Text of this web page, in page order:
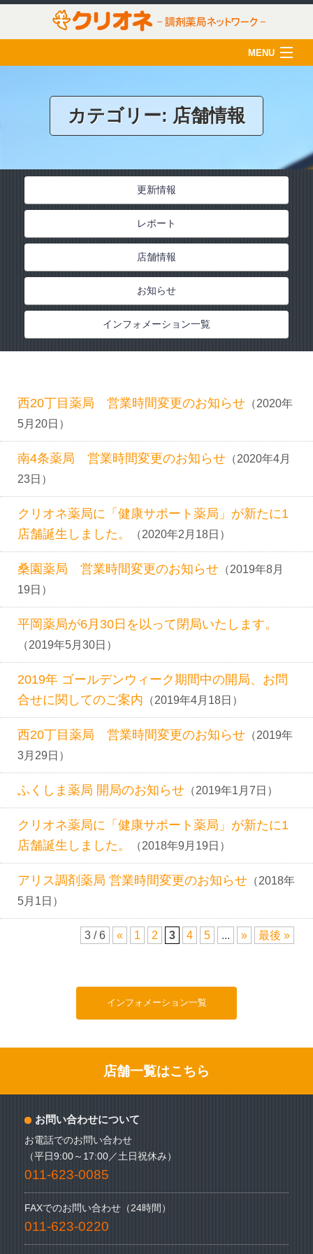
MENU
クリオネについて
店舗一覧
薬剤師の育成
インフォメーション
カテゴリー: 店舗情報
更新情報
レポート
店舗情報
お知らせ
インフォメーション一覧
西20丁目薬局 営業時間変更のお知らせ （2020年
5月20日）
南4条薬局 営業時間変更のお知らせ （2020年4月
23日）
クリオネ薬局に「健康サポート薬局」が新たに1
店舗誕生しました。
（2020年2月18日）
桑園薬局 営業時間変更のお知らせ （2019年8月
19日）
平岡薬局が6月30日を以って閉局いたします。
（2019年5月30日）
2019年 ゴールデンウィーク期間中の開局、お問
合せに関してのご案内 （2019年4月18日）
西20丁目薬局 営業時間変更のお知らせ （2019年
3月29日）
ふくしま薬局 開局のお知らせ （2019年1月7日）
クリオネ薬局に「健康サポート薬局」が新たに1
店舗誕生しました。
（2018年9月19日）
アリス調剤薬局 営業時間変更のお知らせ （2018年
5月1日）
3 / 6 « 1 2 3 4 5 ... » 最後 »
インフォメーション一覧
店舗一覧はこちら
お問い合わせについて
お電話でのお問い合わせ
（平日9:00～17:00／土日祝休み）
011-623-0085
FAXでのお問い合わせ（24時間）
011-623-0220